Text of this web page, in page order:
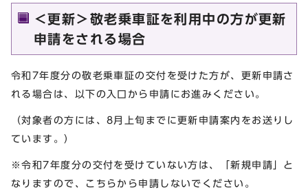
＜更新＞敬老乗車証を利用中の方が更新
申請をされる場合
令和7年度分の敬老乗車証の交付を受けた方が、更新申請さ
れる場合は、以下の入口から申請にお進みください。
（対象者の方には、8月上旬までに更新申請案内をお送りし
ています。）
※令和7年度分の交付を受けていない方は、「新規申請」と
なりますので、こちらから申請しないでください。